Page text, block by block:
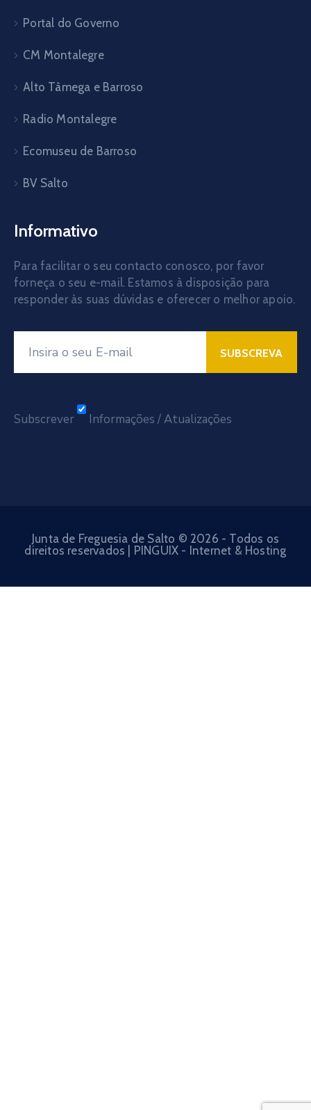
Portal do Governo
CM Montalegre
Alto Tâmega e Barroso
Radio Montalegre
Ecomuseu de Barroso
BV Salto
Informativo
Para facilitar o seu contacto conosco, por favor
forneça o seu e-mail. Estamos à disposição para
responder às suas dúvidas e oferecer o melhor apoio.
Subscrever Informações / Atualizações
Junta de Freguesia de Salto © 2026 - Todos os
direitos reservados | PINGUIX - Internet & Hosting